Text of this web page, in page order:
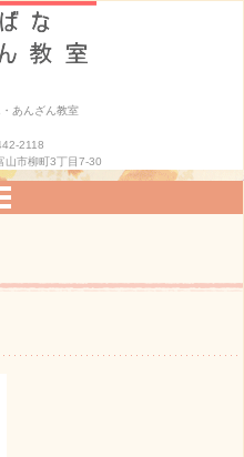
あんざん教室
2118
市柳町3丁目7-30